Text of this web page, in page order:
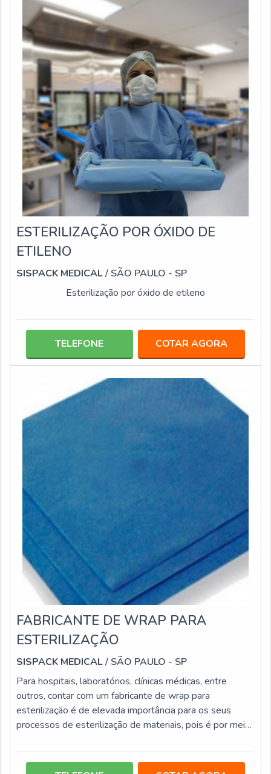
ESTERILIZAÇÃO POR ÓXIDO DE
ETILENO
SISPACK MEDICAL/ SÃO PAULO - SP
Esterilização por óxido de etileno
TELEFONE COTAR AGORA
FABRICANTE DE WRAP PARA
ESTERILIZAÇÃO
SISPACK MEDICAL/ SÃO PAULO - SP
Para hospitais, laboratórios, clínicas médicas, entre
outros, contar com um fabricante de wrap para
esterilização é de elevada importância para os seus
processos de esterilização de materiais, pois é por meio
mais adequado para cada tipo de item. Além disso, há